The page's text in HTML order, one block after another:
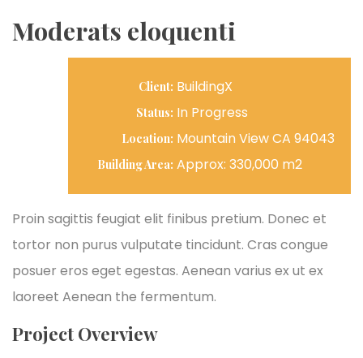
Moderats eloquenti
Client: BuildingX
Status: In Progress
Location: Mountain View CA 94043
Building Area: Approx: 330,000 m2
Proin sagittis feugiat elit finibus pretium. Donec et
tortor non purus vulputate tincidunt. Cras congue
posuer eros eget egestas. Aenean varius ex ut ex
laoreet Aenean the fermentum.
Project Overview